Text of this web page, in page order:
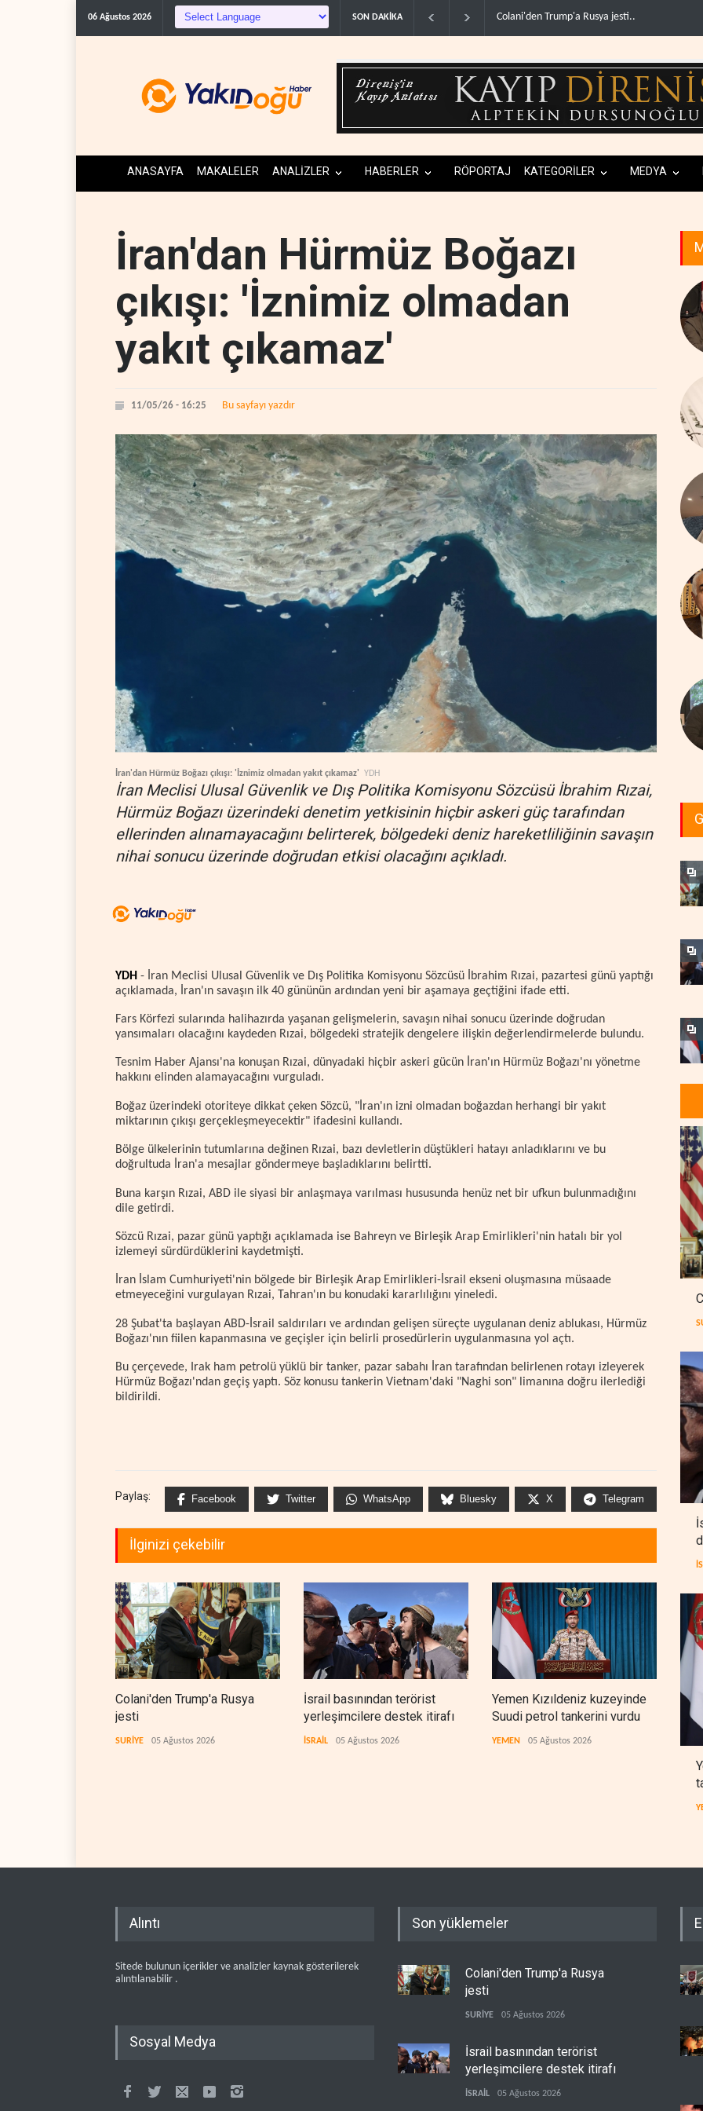
06 Ağustos 2026 SON DAKİKA
Colani'den Trump'a Rusya jesti.. İsrail basınından terörist yerleşimcilere destek
ANASAYFA MAKALELER ANALİZLER HABERLER RÖPORTAJ KATEGORİLER MEDYA
İran'dan Hürmüz Boğazı
çıkışı: 'İznimiz olmadan
yakıt çıkamaz'
11/05/26 - 16:25 Bu sayfayı yazdır
İran'dan Hürmüz Boğazı çıkışı: 'İznimiz olmadan yakıt çıkamaz' YDH
İran Meclisi Ulusal Güvenlik ve Dış Politika Komisyonu Sözcüsü İbrahim Rızai,
Hürmüz Boğazı üzerindeki denetim yetkisinin hiçbir askeri güç tarafından
ellerinden alınamayacağını belirterek, bölgedeki deniz hareketliliğinin savaşın
nihai sonucu üzerinde doğrudan etkisi olacağını açıkladı.
YDH - İran Meclisi Ulusal Güvenlik ve Dış Politika Komisyonu Sözcüsü İbrahim Rızai, pazartesi günü yaptığı
açıklamada, İran'ın savaşın ilk 40 gününün ardından yeni bir aşamaya geçtiğini ifade etti.
Fars Körfezi sularında halihazırda yaşanan gelişmelerin, savaşın nihai sonucu üzerinde doğrudan
yansımaları olacağını kaydeden Rızai, bölgedeki stratejik dengelere ilişkin değerlendirmelerde bulundu.
Tesnim Haber Ajansı'na konuşan Rızai, dünyadaki hiçbir askeri gücün İran'ın Hürmüz Boğazı'nı yönetme
hakkını elinden alamayacağını vurguladı.
Boğaz üzerindeki otoriteye dikkat çeken Sözcü, "İran'ın izni olmadan boğazdan herhangi bir yakıt
miktarının çıkışı gerçekleşmeyecektir" ifadesini kullandı.
Bölge ülkelerinin tutumlarına değinen Rızai, bazı devletlerin düştükleri hatayı anladıklarını ve bu
doğrultuda İran'a mesajlar göndermeye başladıklarını belirtti.
Buna karşın Rızai, ABD ile siyasi bir anlaşmaya varılması hususunda henüz net bir ufkun bulunmadığını
dile getirdi.
Sözcü Rızai, pazar günü yaptığı açıklamada ise Bahreyn ve Birleşik Arap Emirlikleri'nin hatalı bir yol
izlemeyi sürdürdüklerini kaydetmişti.
İran İslam Cumhuriyeti'nin bölgede bir Birleşik Arap Emirlikleri-İsrail ekseni oluşmasına müsaade
etmeyeceğini vurgulayan Rızai, Tahran'ın bu konudaki kararlılığını yineledi.
28 Şubat'ta başlayan ABD-İsrail saldırıları ve ardından gelişen süreçte uygulanan deniz ablukası, Hürmüz
Boğazı'nın fiilen kapanmasına ve geçişler için belirli prosedürlerin uygulanmasına yol açtı.
Bu çerçevede, Irak ham petrolü yüklü bir tanker, pazar sabahı İran tarafından belirlenen rotayı izleyerek
Hürmüz Boğazı'ndan geçiş yaptı. Söz konusu tankerin Vietnam'daki "Naghi son" limanına doğru ilerlediği
bildirildi.
Paylaş: Facebook Twitter WhatsApp Bluesky X Telegram
İlginizi çekebilir
Colani'den Trump'a Rusya
jesti
SURİYE 05 Ağustos 2026
İsrail basınından terörist
yerleşimcilere destek itirafı
İSRAİL 05 Ağustos 2026
Yemen Kızıldeniz kuzeyinde
Suudi petrol tankerini vurdu
YEMEN 05 Ağustos 2026
çıktı
Alıntı
Sitede bulunun içerikler ve analizler kaynak gösterilerek
alıntılanabilir .
Sosyal Medya
Son yüklemeler
Colani'den Trump'a Rusya
jesti
SURİYE 05 Ağustos 2026
İsrail basınından terörist
yerleşimcilere destek itirafı
İSRAİL 05 Ağustos 2026